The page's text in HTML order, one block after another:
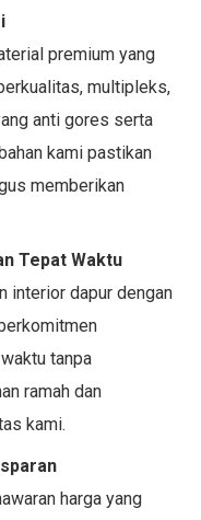
premium yang
multipleks,
anti gores serta
kami pastikan
memberikan
Tepat Waktu
interior dapur dengan
tanpa
ramah dan
kami.
harga yang